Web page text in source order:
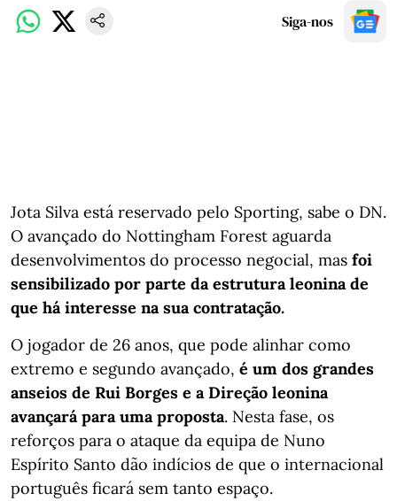
Siga-nos
Jota Silva está reservado pelo Sporting, sabe o DN.
O avançado do Nottingham Forest aguarda
desenvolvimentos do processo negocial, mas foi
sensibilizado por parte da estrutura leonina de
que há interesse na sua contratação.
O jogador de 26 anos, que pode alinhar como
extremo e segundo avançado, é um dos grandes
anseios de Rui Borges e a Direção leonina
avançará para uma proposta. Nesta fase, os
reforços para o ataque da equipa de Nuno
Espírito Santo dão indícios de que o internacional
português ficará sem tanto espaço.